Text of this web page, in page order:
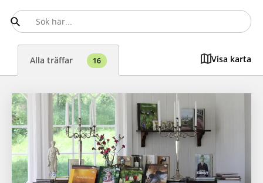
Alla träffar 16 Visa karta